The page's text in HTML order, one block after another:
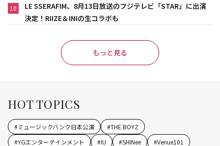
10
LE SSERAFIM、8月13日放送のフジテレビ「STAR」に出演
決定！RIIZE＆INIの生コラボも
もっと見る
HOT TOPICS
#ミュージックバンク日本公演 #THE BOYZ
#YGエンターテインメント #IU #SHINee #Venue101